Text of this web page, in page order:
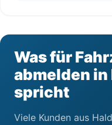
Was für
abmelden
spricht
Viele Kunden aus